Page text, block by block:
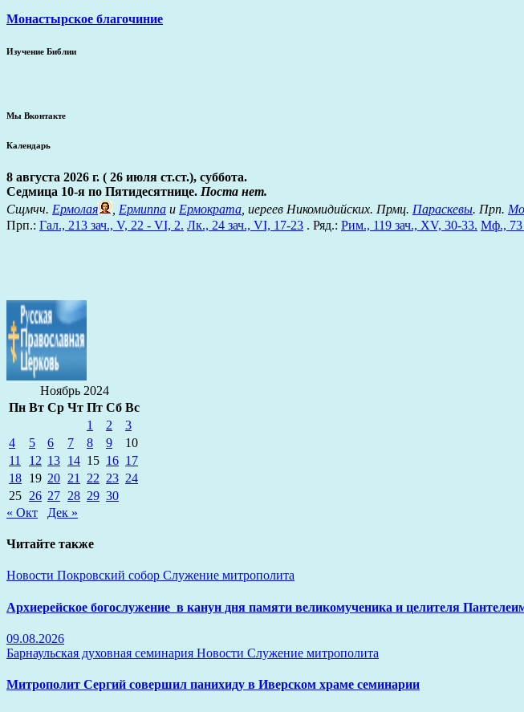
Монастырское благочиние
Изучение Библии
Мы Вконтакте
Календарь
8 августа 2026 г. ( 26 июля ст.ст.), суббота.
Седмица 10-я по Пятидесятнице. Поста нет.
Сщмчч. Ермолая Ермиппа и Ермократа , иереев Никомидийских. Прмц. Параскевы. Прп.
Прп.: Гал., 213 зач., V, 22 - VI, 2. Лк., 24 зач., VI, 17-23 . Ряд.: Рим., 119 зач., XV, 30-33. Мф., 73
Ноябрь 2024
Пн Вт Ср Чт Пт Сб Вс
1
2
3
4
5 6 7 8 9
10
11
12 13 14 15 16 17
18 19 20 21 22 23 24
25 26 27 28 29 30
« Окт
Дек »
Читайте также
Новости Покровский собор Служение митрополита
Архиерейское богослужение в канун дня памяти великомученика и целителя
09.08.2026
Барнаульская духовная семинария Новости Служение митрополита
Митрополит Сергий совершил панихиду в Иверском храме семинарии